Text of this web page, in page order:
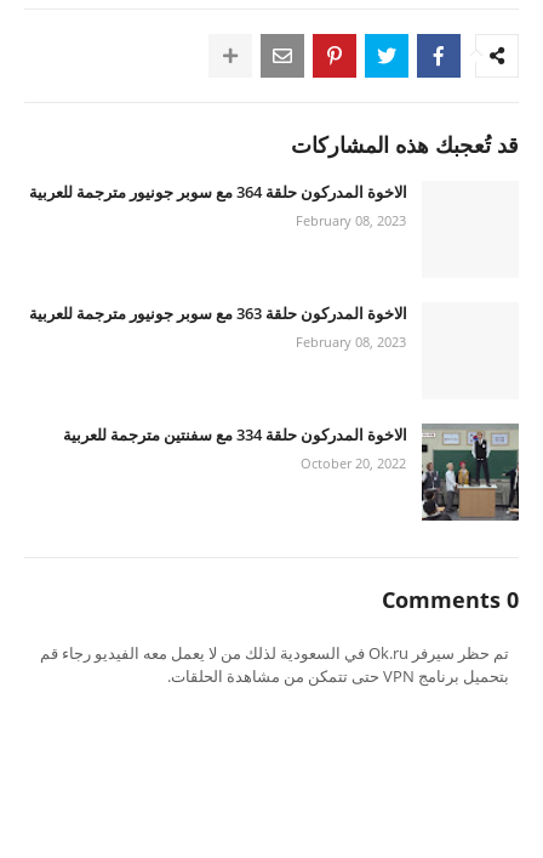
قد تُعجبك هذه المشاركات
الاخوة المدركون حلقة 364 مع سوبر جونيور مترجمة للعربية
February 08, 2023
الاخوة المدركون حلقة 363 مع سوبر جونيور مترجمة للعربية
February 08, 2023
الاخوة المدركون حلقة 334 مع سفنتين مترجمة للعربية
October 20, 2022
0 Comments
تم حظر سيرفر Ok.ru في السعودية لذلك من لا يعمل معه الفيديو رجاء قم
بتحميل برنامج VPN حتى تتمكن من مشاهدة الحلقات.